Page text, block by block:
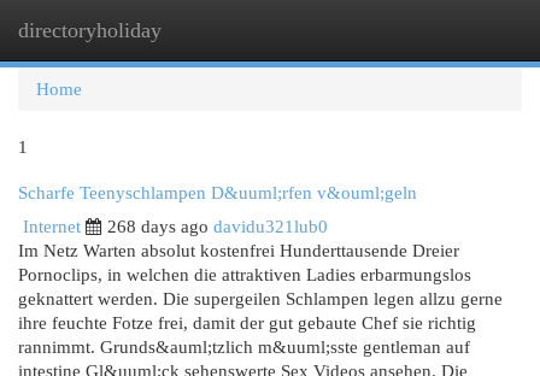
directoryholiday
Home
1
Scharfe Teenyschlampen D&uuml;rfen v&ouml;geln
Internet
268 days ago davidu321lub0
Im Netz Warten absolut kostenfrei Hunderttausende Dreier
Pornoclips, in welchen die attraktiven Ladies erbarmungslos
geknattert werden. Die supergeilen Schlampen legen allzu gerne
ihre feuchte Fotze frei, damit der gut gebaute Chef sie richtig
rannimmt. Grunds&auml;tzlich m&uuml;sste gentleman auf
intestine Gl&uuml;ck sehenswerte Sex Videos ansehen. Die